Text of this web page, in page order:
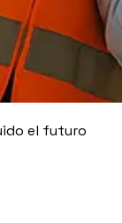
team di Pillar
el futuro